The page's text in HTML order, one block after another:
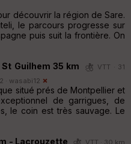
découvrir la région de Sare.
le parcours progresse sur
puis suit la frontière. On
Guilhem 35 km
VTT · 31
· wasabi12
situé prés de Montpellier et
de garrigues, de
le coin est très sauvage. Le
- Lacrouzette
VTT · 30 km